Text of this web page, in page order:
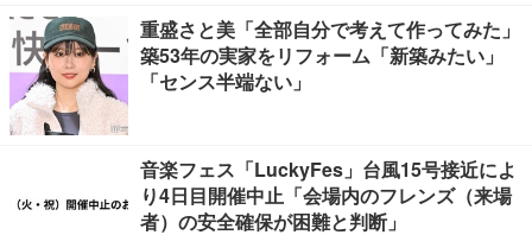
重盛さと美「全部自分で考えて作ってみた」
築53年の実家をリフォーム「新築みたい」
「センス半端ない」
音楽フェス「LuckyFes」台風15号接近によ
り4日目開催中止「会場内のフレンズ（来場
者）の安全確保が困難と判断」